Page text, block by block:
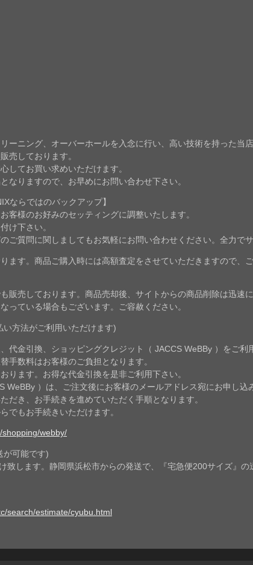
ーニング、オーバーホールを入念に行い、高い技術を持った当
売しております。
してお買い求めいただけます。
なりますので、お早めにお問い合わせ下さい。
ならではのバックアップ】
客様のお好みのセッティングに調整いたします。
け下さい。
ご質問に関しましてもお気軽にお問い合わせください。全力で
ます。商品ご購入時には高額査定をさせていただきますので、
販売しております。商品売却後、サイトからの商品削除は迅速
っている場合もございます。ご容赦ください。
方法がご利用いただけます)
代金引換、ショッピングクレジット（ JACCS WeBBy ）をご利
手数料はお客様のご負担となります。
ります。お得な代金引換を是非ご利用下さい。
WeBBy ）は、ご注文後にお客様のメールアドレス宛にお申し
だき、お手続きを進めていただく手順となります。
でもお手続きいただけます。
shopping/webby/
可能です)
致します。静岡県浜松市からの発送で、『宅急便200サイズ』の
search/estimate/cyubu.html